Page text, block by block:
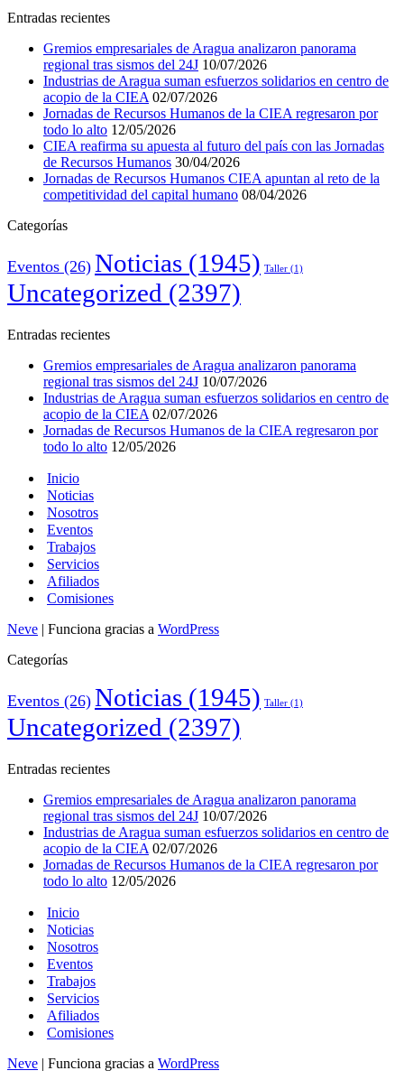
Entradas recientes
Gremios empresariales de Aragua analizaron panorama
regional tras sismos del 24J 10/07/2026
Industrias de Aragua suman esfuerzos solidarios en centro de
acopio de la CIEA 02/07/2026
Jornadas de Recursos Humanos de la CIEA regresaron por
todo lo alto 12/05/2026
CIEA reafirma su apuesta al futuro del país con las Jornadas
de Recursos Humanos 30/04/2026
Jornadas de Recursos Humanos CIEA apuntan al reto de la
competitividad del capital humano 08/04/2026
Categorías
Eventos (26) Noticias (1945) Taller (1)
Uncategorized (2397)
Entradas recientes
Gremios empresariales de Aragua analizaron panorama
regional tras sismos del 24J 10/07/2026
Industrias de Aragua suman esfuerzos solidarios en centro de
acopio de la CIEA 02/07/2026
Jornadas de Recursos Humanos de la CIEA regresaron por
todo lo alto 12/05/2026
Inicio
Noticias
Nosotros
Eventos
Trabajos
Servicios
Afiliados
Comisiones
Neve | Funciona gracias a WordPress
Categorías
Eventos (26) Noticias (1945) Taller (1)
Uncategorized (2397)
Entradas recientes
Gremios empresariales de Aragua analizaron panorama
regional tras sismos del 24J 10/07/2026
Industrias de Aragua suman esfuerzos solidarios en centro de
acopio de la CIEA 02/07/2026
Jornadas de Recursos Humanos de la CIEA regresaron por
todo lo alto 12/05/2026
Inicio
Noticias
Nosotros
Eventos
Trabajos
Servicios
Afiliados
Comisiones
Neve | Funciona gracias a WordPress